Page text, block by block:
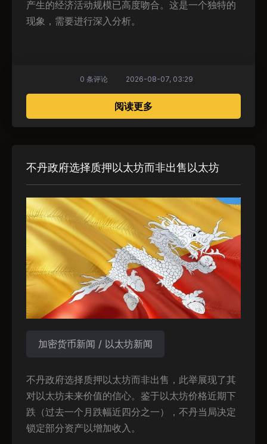
产生的经济活动规模已高度吻合。这是一个独特的
现象，需要进行深入分析。
阅读更多关于 以太坊数字货币的经
0 条评论 2026-08-07, 03:29
不丹政府选择质押以太坊而非出售以太坊
加密货币新闻 / 以太坊新闻
不丹政府选择质押以太坊而非出售，此举展现了其
对以太坊未来价值的信心。鉴于以太坊价格近期下
跌（过去一个月跌幅近四分之一），不丹当局决定
锁定部分资产以增加收入。